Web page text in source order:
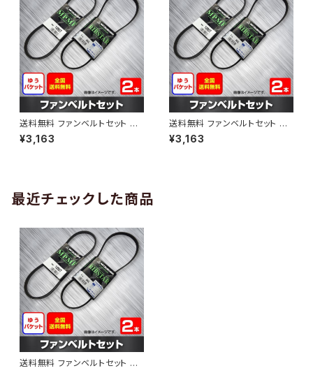
送料無料 ファンベルトセット ト
ヨタ プロボックス 型式NCP58
G H14.06～H15.06 （国内トッ
¥3,163
送料無料 ファンベルトセット ト
ヨタ プロボックス 型式NCP50
V H24.03～ （国内トップメーカ
¥3,163
最近チェックした商品
送料無料 ファンベルトセット ト